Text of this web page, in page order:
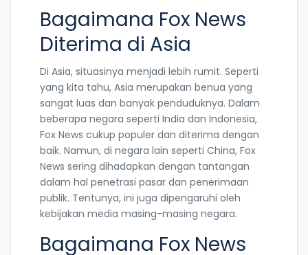
Bagaimana Fox News
Diterima di Asia
Di Asia, situasinya menjadi lebih rumit. Seperti
yang kita tahu, Asia merupakan benua yang
sangat luas dan banyak penduduknya. Dalam
beberapa negara seperti India dan Indonesia,
Fox News cukup populer dan diterima dengan
baik. Namun, di negara lain seperti China, Fox
News sering dihadapkan dengan tantangan
dalam hal penetrasi pasar dan penerimaan
publik. Tentunya, ini juga dipengaruhi oleh
kebijakan media masing-masing negara.
Bagaimana Fox News